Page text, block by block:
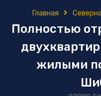
Главная
Полностью
жилыми